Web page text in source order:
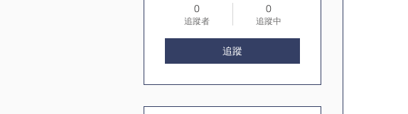
0
追蹤者
0
追蹤中
追蹤